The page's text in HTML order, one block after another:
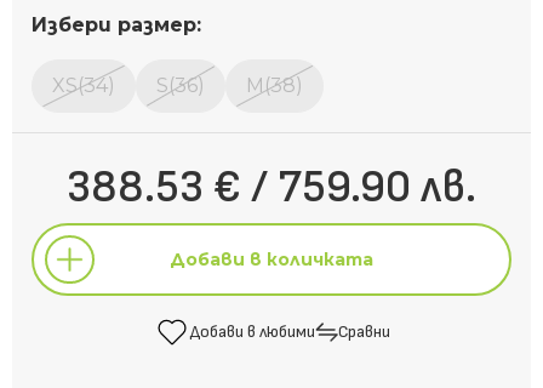
Избери размер:
XS(34) S(36) M(38)
388.53 € / 759.90 лв.
Добави в количката
Добави в любими Сравни